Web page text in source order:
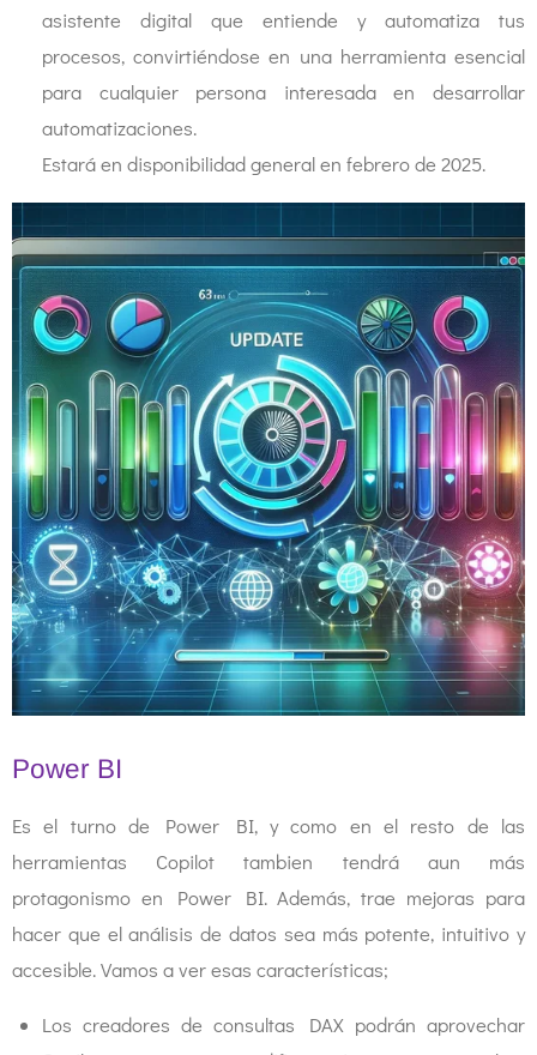
asistente digital que entiende y automatiza tus
procesos, convirtiéndose en una herramienta esencial
para cualquier persona interesada en desarrollar
automatizaciones.
Estará en disponibilidad general en febrero de 2025.
Power BI
Es el turno de Power BI, y como en el resto de las
herramientas Copilot tambien tendrá aun más
protagonismo en Power BI. Además, trae mejoras para
hacer que el análisis de datos sea más potente, intuitivo y
accesible. Vamos a ver esas características;
Los creadores de consultas DAX podrán aprovechar